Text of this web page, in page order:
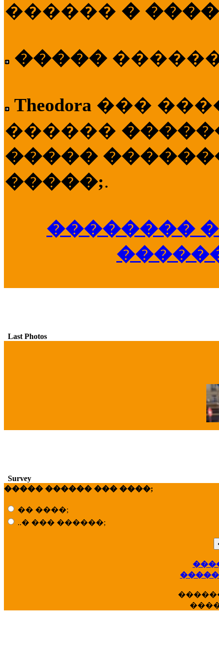
������ �
�����
Theodora ���
������
�����
�����;.
��������
Last Photos
Survey
����� ������ ��� ����;
�� ����;
..� ��� ������;